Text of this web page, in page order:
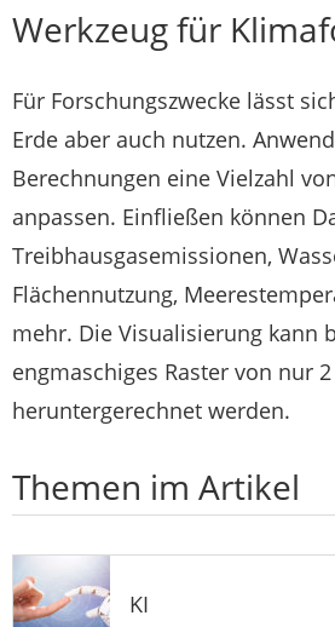
Werkzeug für
Für Forschungszwecke lässt
Erde aber auch nutzen.
Berechnungen eine Vielzahl
anpassen. Einfließen können
Treibhausgasemissionen,
Flächennutzung,
mehr. Die Visualisierung kann
engmaschiges Raster von nur
heruntergerechnet werden.
Themen im Artikel
KI